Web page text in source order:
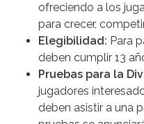
ofreciendo a los
para crecer,
Elegibilidad: Para
deben cumplir 13
Pruebas para la
jugadores
deben asistir a una